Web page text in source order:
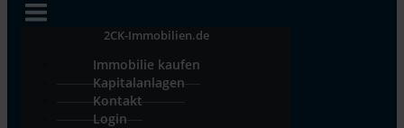
2CK-Immobilien.de
Immobilie kaufen
Kapitalanlagen
Kontakt
Login